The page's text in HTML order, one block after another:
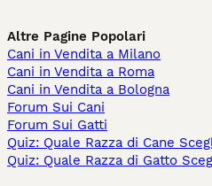
Altre Pagine Popolari
Cani in Vendita a Milano
Cani in Vendita a Roma
Cani in Vendita a Bologna
Forum Sui Cani
Forum Sui Gatti
Quiz: Quale Razza di Cane
Quiz: Quale Razza di Gatto